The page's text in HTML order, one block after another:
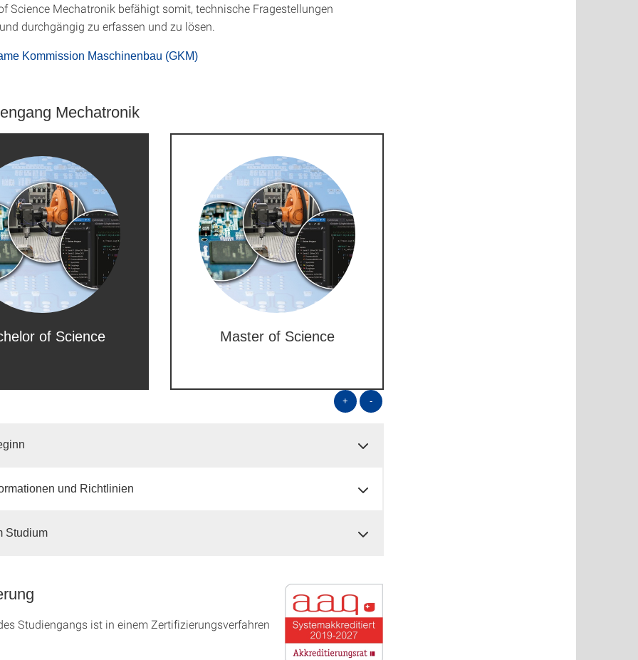
Science Mechatronik befähigt somit, technische Fragestellungen
durchgängig zu erfassen und zu lösen.
Kommission Maschinenbau (GKM)
Mechatronik
of Science Master of Science
+ -
und Richtlinien
Studium
Studien­gangs ist in einem Zer­ti­fizier­ungs­ver­fahren